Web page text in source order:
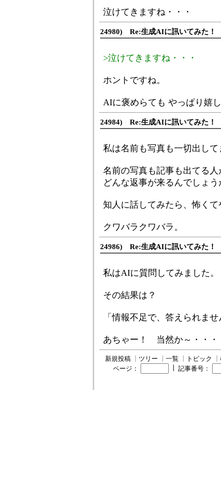
泣けてきますね・・・
24980) Re:生成AIに訊いてみた！
>泣けてきますね・・・
ホントですね。
AIに褒めらても やっぱり嬉
24984) Re:生成AIに訊いてみた！
私は名前も写真も一切出し
名前の写真も記事も出てる
どんな返事が来るんでしょう
知人に話してみたら、怖く
クワバラクワバラ。
24986) Re:生成AIに訊いてみた！
私はAIに質問してみました。
その結果は？
「情報不足で、答えられま
あちゃー！ 当然か～・・・
新規投稿 ツリー 一覧 トピック
ページ：
記事番号：